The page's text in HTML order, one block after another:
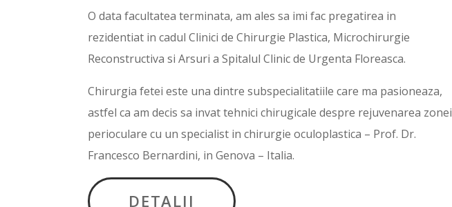
O data facultatea terminata, am ales sa imi fac pregatirea in
rezidentiat in cadul Clinici de Chirurgie Plastica, Microchirurgie
Reconstructiva si Arsuri a Spitalul Clinic de Urgenta Floreasca.
Chirurgia fetei este una dintre subspecialitatiile care ma pasioneaza,
astfel ca am decis sa invat tehnici chirugicale despre rejuvenarea zonei
perioculare cu un specialist in chirurgie oculoplastica – Prof. Dr.
Francesco Bernardini, in Genova – Italia.
DETALII